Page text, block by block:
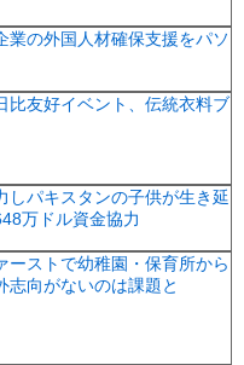
業の外国人材確保支援をパソ
比友好イベント、伝統衣料ブ
しパキスタンの子供が生き延
万ドル資金協力
ーストで幼稚園・保育所から
志向がないのは課題と